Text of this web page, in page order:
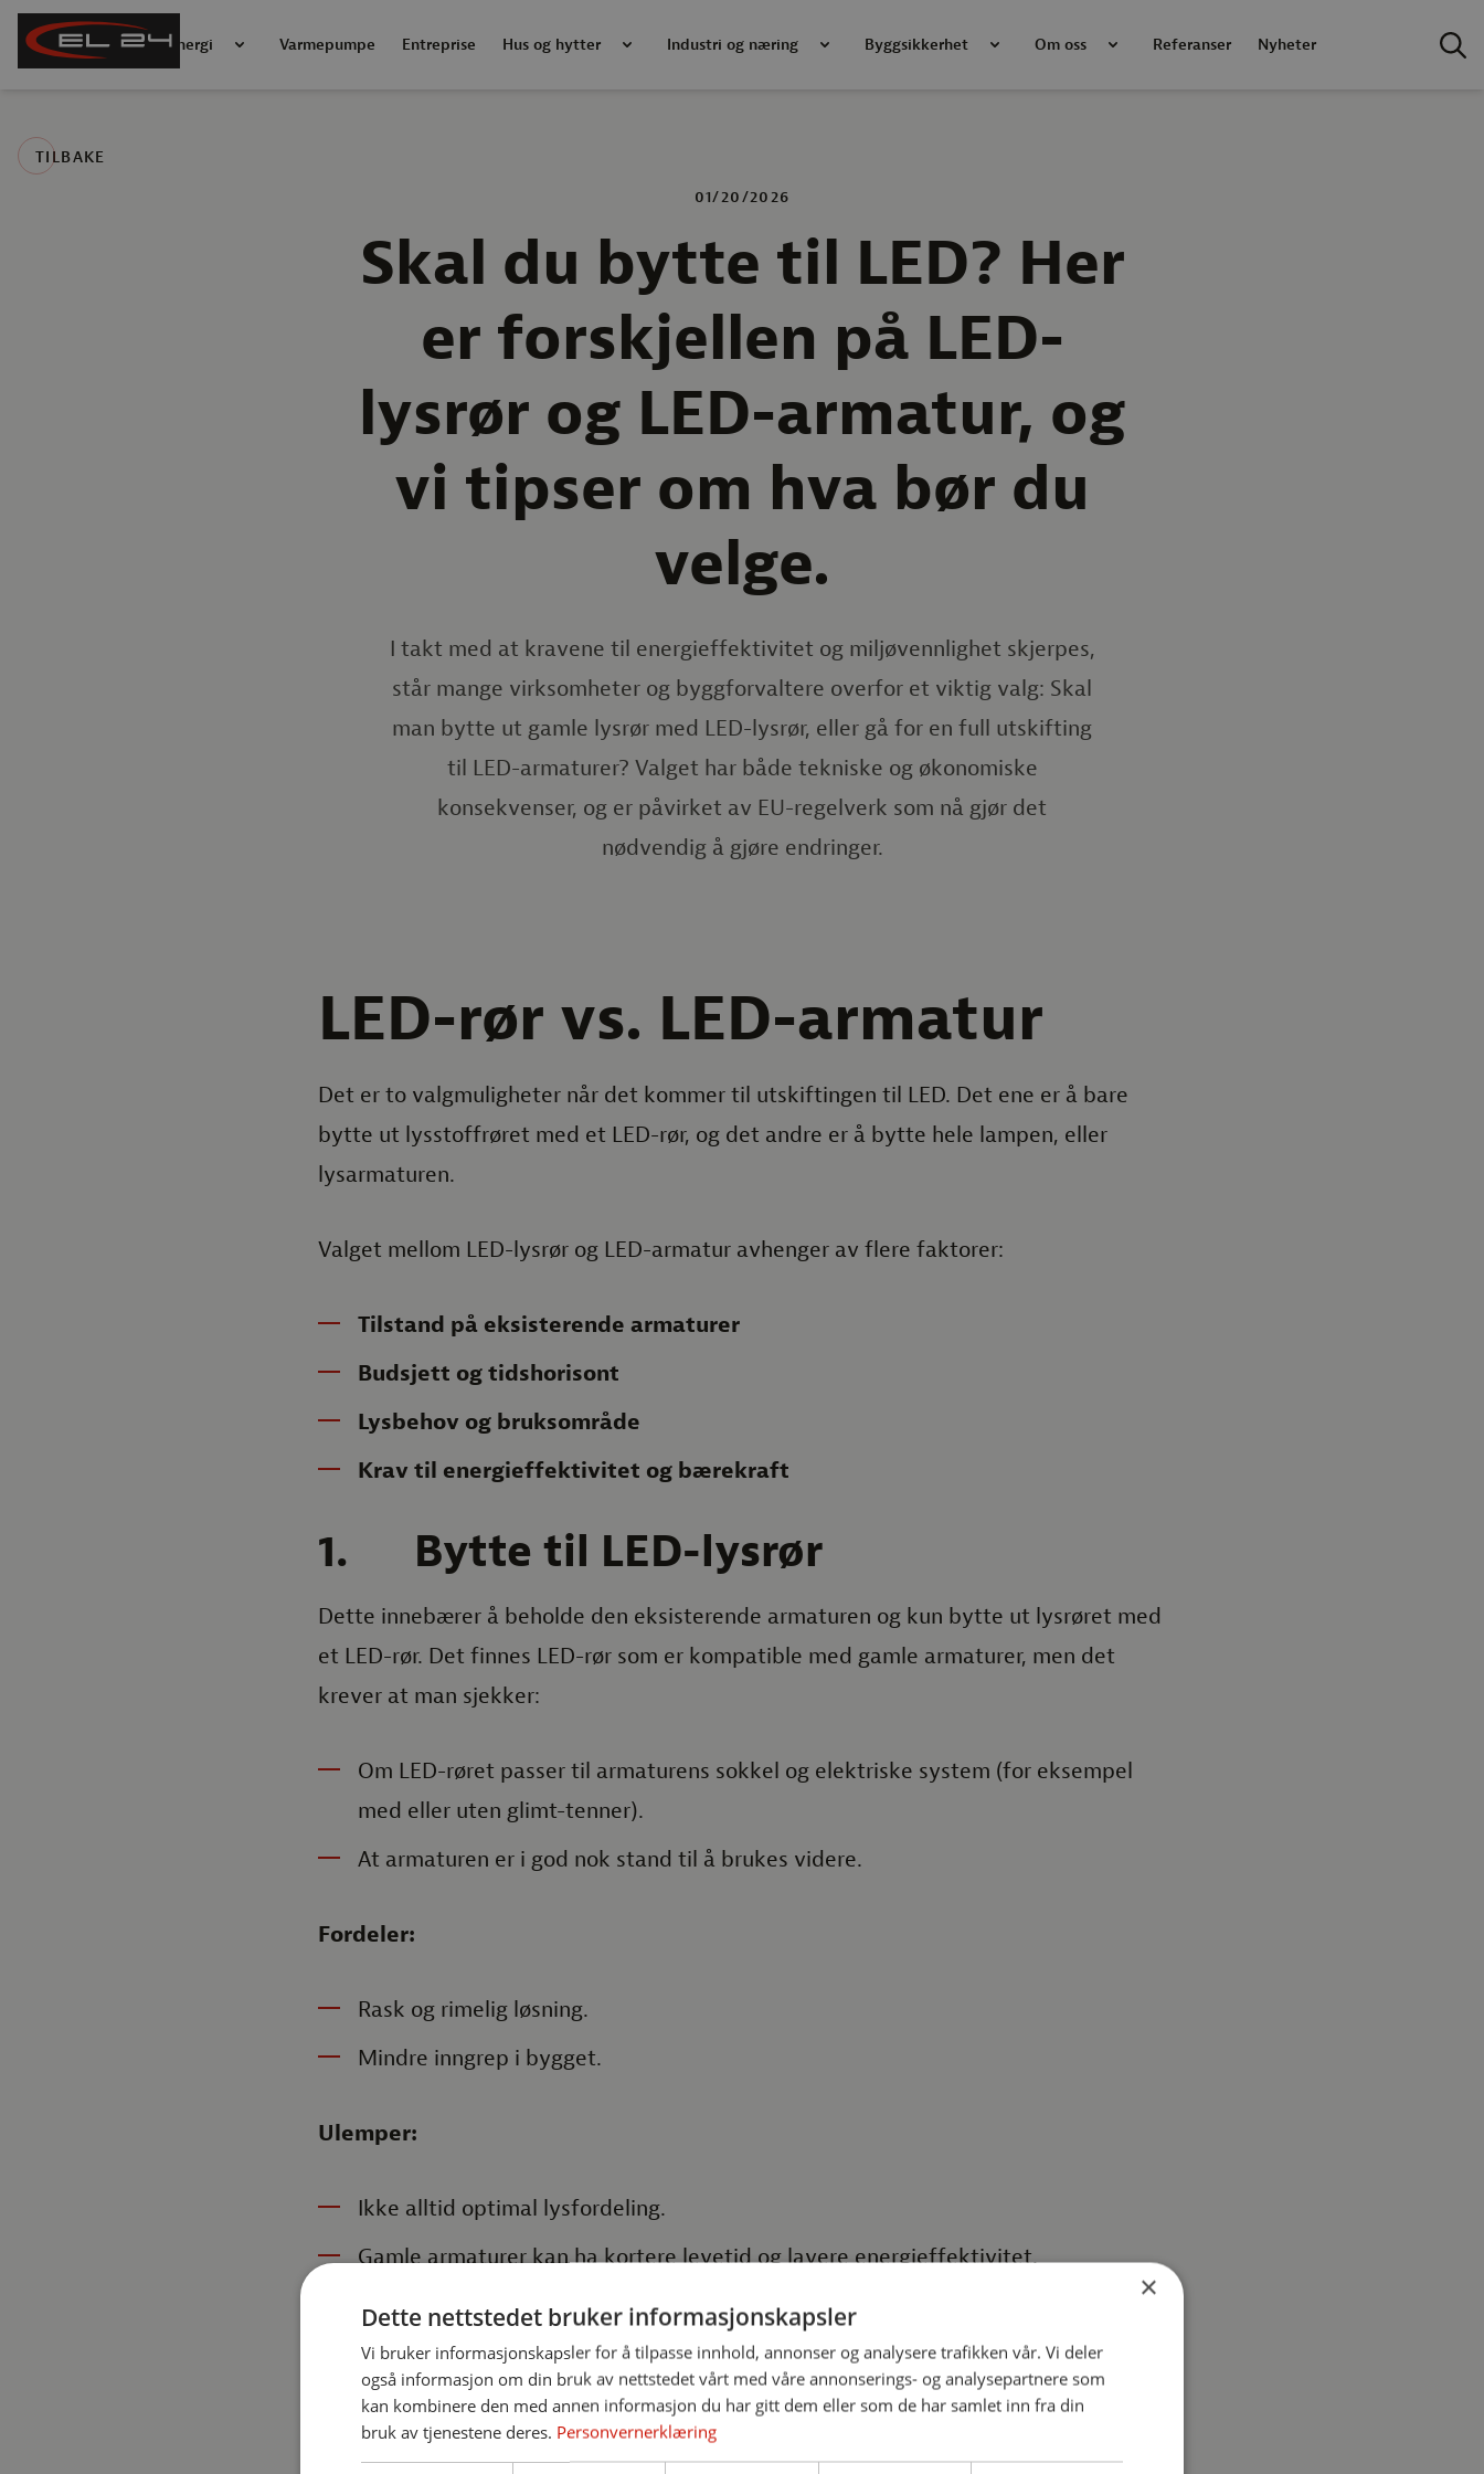
Energi Varmepumpe Entreprise Hus og hytter Industri og næring Byggsikkerhet Om oss Referanser Nyheter
TILBAKE
01/20/2026
Skal du bytte til LED? Her
er forskjellen på LED-
lysrør og LED-armatur, og
vi tipser om hva bør du
velge.
I takt med at kravene til energieffektivitet og miljøvennlighet skjerpes,
står mange virksomheter og byggforvaltere overfor et viktig valg: Skal
man bytte ut gamle lysrør med LED-lysrør, eller gå for en full utskifting
til LED-armaturer? Valget har både tekniske og økonomiske
konsekvenser, og er påvirket av EU-regelverk som nå gjør det
nødvendig å gjøre endringer.
LED-rør vs. LED-armatur
Det er to valgmuligheter når det kommer til utskiftingen til LED. Det ene er å bare
bytte ut lysstoffrøret med et LED-rør, og det andre er å bytte hele lampen, eller
lysarmaturen.
Valget mellom LED-lysrør og LED-armatur avhenger av flere faktorer:
Tilstand på eksisterende armaturer
Budsjett og tidshorisont
Lysbehov og bruksområde
Krav til energieffektivitet og bærekraft
1. Bytte til LED-lysrør
Dette innebærer å beholde den eksisterende armaturen og kun bytte ut lysrøret med
et LED-rør. Det finnes LED-rør som er kompatible med gamle armaturer, men det
krever at man sjekker:
Om LED-røret passer til armaturens sokkel og elektriske system (for eksempel
med eller uten glimt-tenner).
At armaturen er i god nok stand til å brukes videre.
Fordeler:
Rask og rimelig løsning.
Mindre inngrep i bygget.
Ulemper:
Ikke alltid optimal lysfordeling.
Gamle armaturer kan ha kortere levetid og lavere energieffektivitet.
Kan være utfordrende å sikre samsvar med nye sikkerhetskrav.
2. Bytte til LED-armatur
Her erstattes hele armaturen med en ny, moderne LED-løsning. Disse er designet for
×
Dette nettstedet bruker informasjonskapsler
Vi bruker informasjonskapsler for å tilpasse innhold, annonser og analysere trafikken vår. Vi deler
også informasjon om din bruk av nettstedet vårt med våre annonserings- og analysepartnere som
kan kombinere den med annen informasjon du har gitt dem eller som de har samlet inn fra din
bruk av tjenestene deres. Personvernerklæring